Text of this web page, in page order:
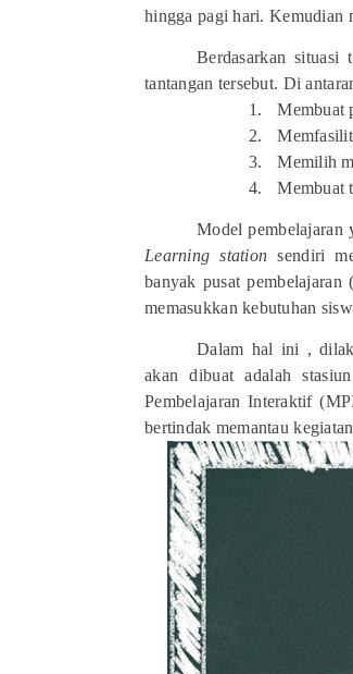
hingga pagi hari. Kemudian
Berdasarkan situasi
tantangan tersebut. Di
1.
Membuat
2.
3.
Memilih
4.
Membuat
Model pembelajaran
Learning station sendiri
banyak pusat pembelajaran
memasukkan kebutuhan
Dalam hal ini ,
akan dibuat adalah
Pembelajaran Interaktif
bertindak memantau